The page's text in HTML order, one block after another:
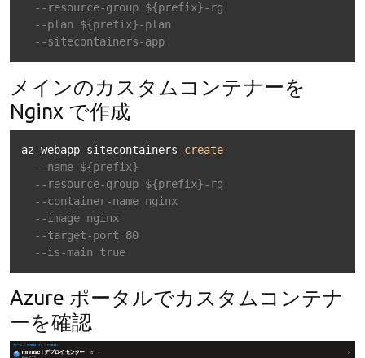
--resource-group ${prefix}-rg
--plan ${prefix}-plan
--sitecontainers-app
メインのカスタムコンテナーを
Nginx で作成
az webapp sitecontainers create
--name ${prefix}
--resource-group ${prefix}-rg
--container-name nginx
--image nginx
--target-port 80
--is-main true
Azure ポータルでカスタムコンテナ
ーを確認